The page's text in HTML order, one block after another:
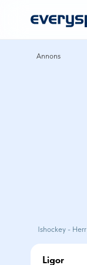
Ishockey - Herr
Ligor